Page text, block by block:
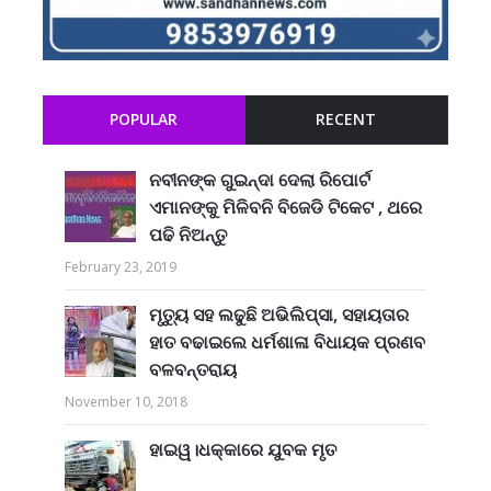
POPULAR RECENT
ନବୀନଙ୍କ ଗୁଇନ୍ଦା ଦେଲା ରିପୋର୍ଟ
ଏମାନଙ୍କୁ ମିଳିବନି ବିଜେଡି ଟିକେଟ , ଥରେ
ପଢି ନିଅନ୍ତୁ
February 23, 2019
ମୃତ୍ୟୁ ସହ ଲଢୁଛି ଅଭିଲିପ୍ସା, ସହାୟତାର
ହାତ ବଢାଇଲେ ଧର୍ମଶାଳା ବିଧାୟକ ପ୍ରଣବ
ବଳବନ୍ତରାୟ
November 10, 2018
ହାଇୱ।ଧକ୍କାରେ ଯୁବକ ମୃତ